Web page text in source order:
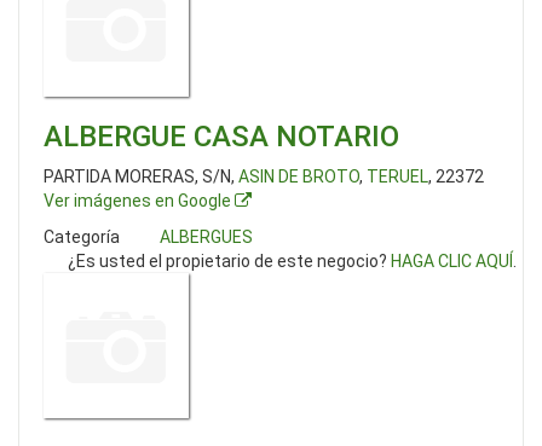
ALBERGUE CASA NOTARIO
PARTIDA MORERAS, S/N, ASIN DE BROTO, TERUEL, 22372
Ver imágenes en Google
Categoría
ALBERGUES
¿Es usted el propietario de este negocio? HAGA CLIC AQUÍ .